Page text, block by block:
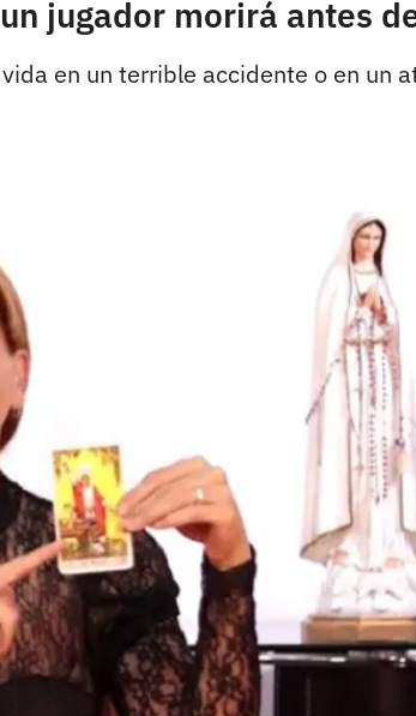
jugador morirá antes
en un terrible accidente o en un